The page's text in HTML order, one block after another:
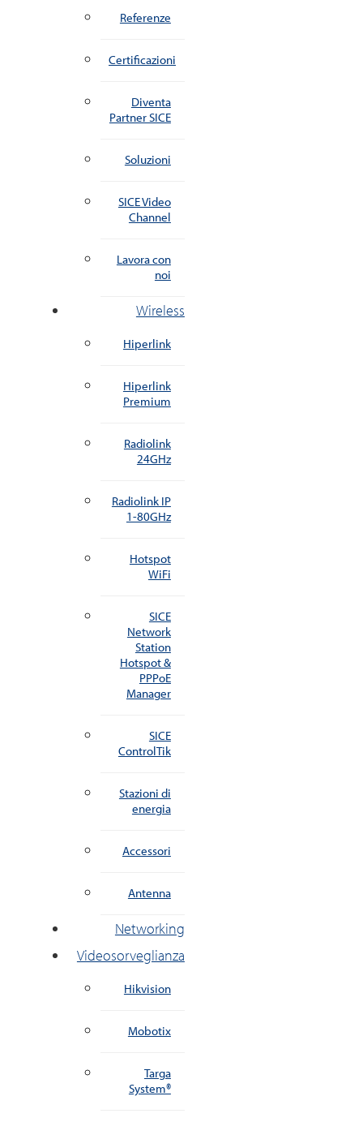
Referenze
Certificazioni
Diventa
Partner SICE
Soluzioni
SICE Video
Channel
Lavora con
noi
Wireless
Hiperlink
Hiperlink
Premium
Radiolink
24GHz
Radiolink IP
1-80GHz
Hotspot
WiFi
SICE
Network
Station
Hotspot &
PPPoE
Manager
SICE
ControlTik
Stazioni di
energia
Accessori
Antenna
Networking
Videosorveglianza
Hikvision
Mobotix
Targa
System®